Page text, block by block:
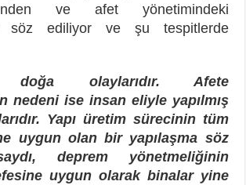
ve afet yönetimindeki
söz ediliyor ve şu tespitlerde
doğa olaylarıdır. Afete
nedeni ise insan eliyle yapılmış
Yapı üretim sürecinin tüm
uygun olan bir yapılaşma söz
deprem yönetmeliğinin
uygun olarak binalar yine